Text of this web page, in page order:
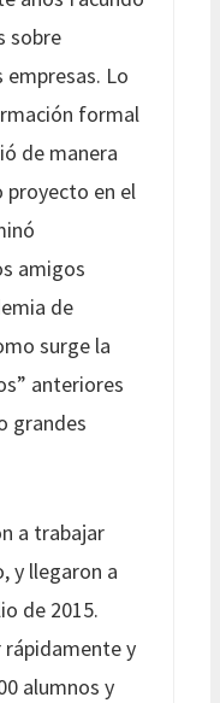
sobre
Lo
formal
de manera
en el
amigos
de
surge la
anteriores
grandes
a trabajar
y llegaron a
de 2015.
rápidamente y
alumnos y